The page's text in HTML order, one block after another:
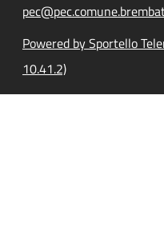
Powered by Sportello
10.41.2)